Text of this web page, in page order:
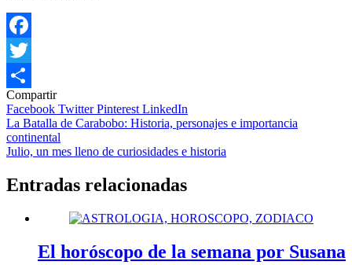
Facebook
Twitter
Compartir
Compartir
Facebook TwitterPinterest LinkedIn
Navegación
de
La Batalla de Carabobo: Historia, personajes e importancia
continental
Julio, un mes lleno de curiosidades e historia
Entradas relacionadas
El horóscopo de la semana por Susana